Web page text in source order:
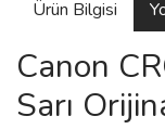
Ürün Bilgisi
Canon
Sarı